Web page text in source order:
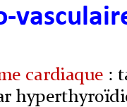
cardiaque :